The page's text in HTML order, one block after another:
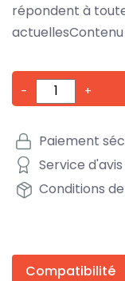
répondent à
- +
Paiement
Service
Conditions
Compatibilité